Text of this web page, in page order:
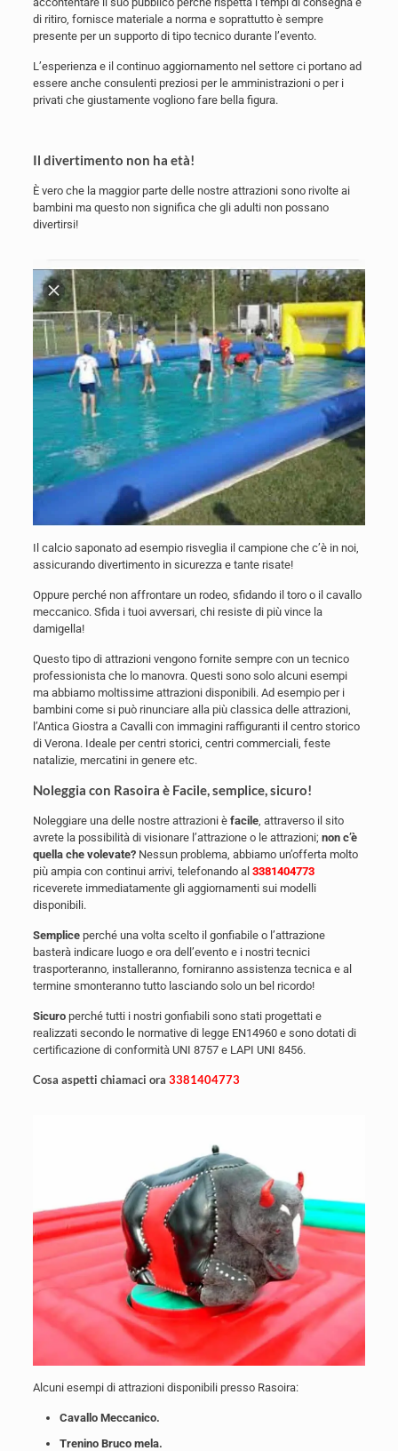
di ritiro, fornisce materiale a norma e soprattutto è sempre
presente per un supporto di tipo tecnico durante l’evento.
L’esperienza e il continuo aggiornamento nel settore ci portano ad
essere anche consulenti preziosi per le amministrazioni o per i
privati che giustamente vogliono fare bella figura.
Il divertimento non ha età!
È vero che la maggior parte delle nostre attrazioni sono rivolte ai
bambini ma questo non significa che gli adulti non possano
divertirsi!
Il calcio saponato ad esempio risveglia il campione che c’è in noi,
assicurando divertimento in sicurezza e tante risate!
Oppure perché non affrontare un rodeo, sfidando il toro o il cavallo
meccanico. Sfida i tuoi avversari, chi resiste di più vince la
damigella!
Questo tipo di attrazioni vengono fornite sempre con un tecnico
professionista che lo manovra. Questi sono solo alcuni esempi
ma abbiamo moltissime attrazioni disponibili. Ad esempio per i
bambini come si può rinunciare alla più classica delle attrazioni,
l’Antica Giostra a Cavalli con immagini raffiguranti il centro storico
di Verona. Ideale per centri storici, centri commerciali, feste
natalizie, mercatini in genere etc.
Noleggia con Rasoira è Facile, semplice, sicuro!
Noleggiare una delle nostre attrazioni è facile, attraverso il sito
avrete la possibilità di visionare l’attrazione o le attrazioni; non c’è
quella che volevate?Nessun problema, abbiamo un’offerta molto
più ampia con continui arrivi, telefonando al 3381404773
riceverete immediatamente gli aggiornamenti sui modelli
disponibili.
Sempliceperché una volta scelto il gonfiabile o l’attrazione
basterà indicare luogo e ora dell’evento e i nostri tecnici
trasporteranno, installeranno, forniranno assistenza tecnica e al
termine smonteranno tutto lasciando solo un bel ricordo!
Sicuroperché tutti i nostri gonfiabili sono stati progettati e
realizzati secondo le normative di legge EN14960 e sono dotati di
certificazione di conformità UNI 8757 e LAPI UNI 8456.
Cosa aspetti chiamaci ora 3381404773
Alcuni esempi di attrazioni disponibili presso Rasoira:
Cavallo Meccanico.
Trenino Bruco mela.